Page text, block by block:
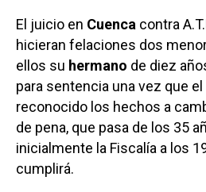
El juicio en Cuenca contra
hicieran felaciones dos
ellos su hermano de diez
para sentencia una vez que
reconocido los hechos a
de pena, que pasa de los 35
inicialmente la Fiscalía a los
cumplirá.